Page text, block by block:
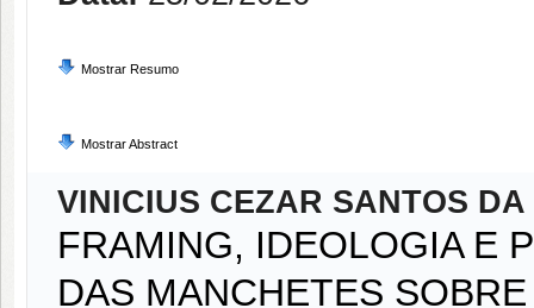
Mostrar Resumo
Mostrar Abstract
VINICIUS CEZAR SANTOS DA
FRAMING, IDEOLOGIA E
DAS MANCHETES